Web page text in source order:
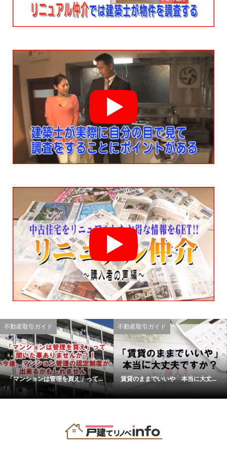
不動産取引ガイド
「マンションは管理を買え」って...
不動産取引ガイド
賃貸のままでいいや 本当に大丈...